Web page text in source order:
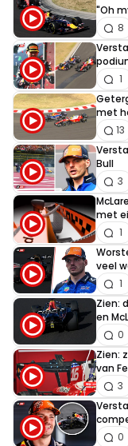
"Oh
8
1
met
13
Bull
3
met
1
veel
1
Zien:
en
0
Zien:
van
3
0